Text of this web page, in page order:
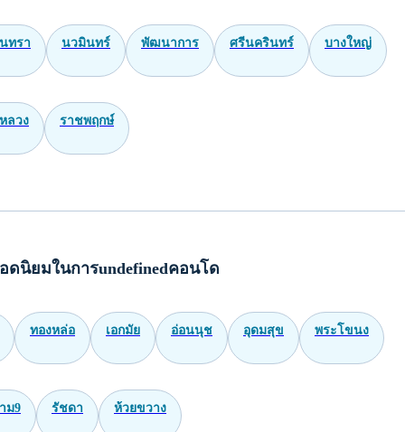
ทรา นวมินทร์ พัฒนาการ ศรีนครินทร์ บางใหญ่
ลวง ราชพฤกษ์
ดนิยมในการundefinedคอนโด
ทองหล่อ เอกมัย อ่อนนุช อุดมสุข พระโขนง
ม9 รัชดา ห้วยขวาง